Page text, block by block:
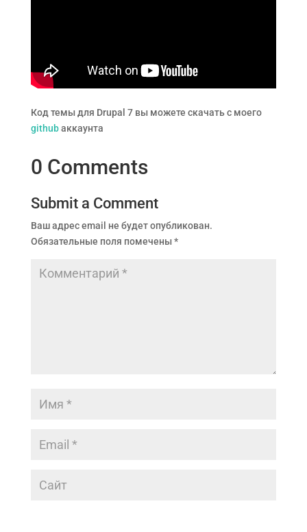
Код темы для Drupal 7 вы можете скачать с моего
githubаккаунта
0 Comments
Submit a Comment
Ваш адрес email не будет опубликован.
Обязательные поля помечены*